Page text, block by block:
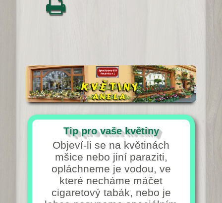
Tip pro vaše květiny
Objeví-li se na květinách
mšice nebo jiní paraziti,
opláchneme je vodou, ve
které necháme máčet
cigaretový tabák, nebo je